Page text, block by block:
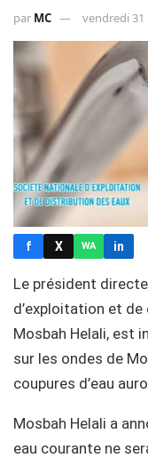
par MC vendredi 31
f X WA in
Le président
d’exploitation et de
Mosbah Helali, est
sur les ondes de
coupures d’eau
Mosbah Helali a
eau courante ne